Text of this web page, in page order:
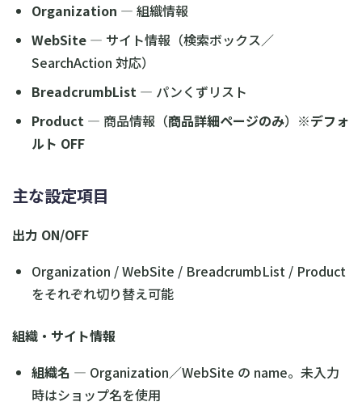
Organization — 組織情報
WebSite — サイト情報（検索ボックス／
SearchAction 対応）
BreadcrumbList — パンくずリスト
Product — 商品情報（商品詳細ページのみ）※デフォ
ルト OFF
主な設定項目
出力 ON/OFF
Organization / WebSite / BreadcrumbList / Product
をそれぞれ切り替え可能
組織・サイト情報
組織名 — Organization／WebSite の name。未入力
時はショップ名を使用